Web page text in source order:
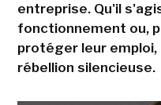
entreprise. Qu'il
fonctionnement ou,
protéger leur
rébellion silencieuse.